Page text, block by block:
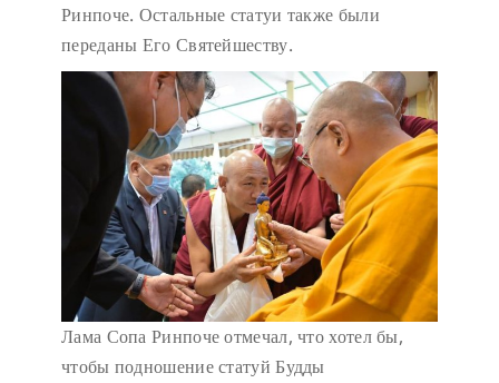
Ринпоче. Остальные статуи также были
переданы Его Святейшеству.
Лама Сопа Ринпоче отмечал, что хотел бы,
чтобы подношение статуй Будды